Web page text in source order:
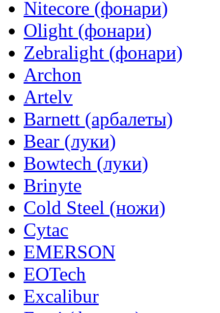
Nitecore (фонари)
Olight (фонари)
Zebralight (фонари)
Archon
Artelv
Barnett (арбалеты)
Bear (луки)
Bowtech (луки)
Brinyte
Cold Steel (ножи)
Cytac
EMERSON
EOTech
Excalibur